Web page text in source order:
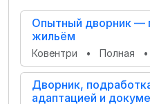
Опытный дворник —
жильём
Ковентри • Полная •
Дворник,
адаптацией и